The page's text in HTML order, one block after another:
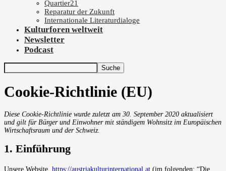
Quartier21
Reparatur der Zukunft
Internationale Literaturdialoge
Kulturforen weltweit
Newsletter
Podcast
Cookie-Richtlinie (EU)
Diese Cookie-Richtlinie wurde zuletzt am 30. September 2020 aktualisiert
und gilt für Bürger und Einwohner mit ständigem Wohnsitz im Europäischen
Wirtschaftsraum und der Schweiz.
1. Einführung
Unsere Website, https://austriakulturinternational.at (im folgenden: “Die